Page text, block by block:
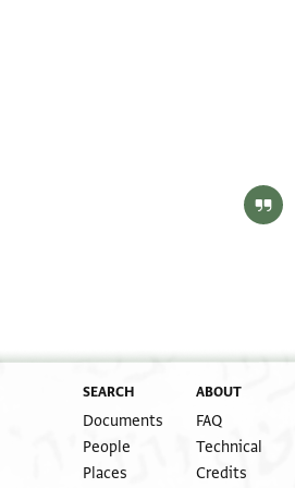
SEARCH
Documents
People
Places
ABOUT
FAQ
Technical
Credits